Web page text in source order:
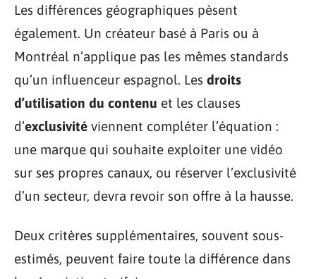
Les différences géographiques pèsent
également. Un créateur basé à Paris ou à
Montréal n’applique pas les mêmes standards
qu’un influenceur espagnol. Les droits
d’utilisation du contenu et les clauses
d’exclusivité viennent compléter l’équation :
une marque qui souhaite exploiter une vidéo
sur ses propres canaux, ou réserver l’exclusivité
d’un secteur, devra revoir son offre à la hausse.
Deux critères supplémentaires, souvent sous-
estimés, peuvent faire toute la différence dans